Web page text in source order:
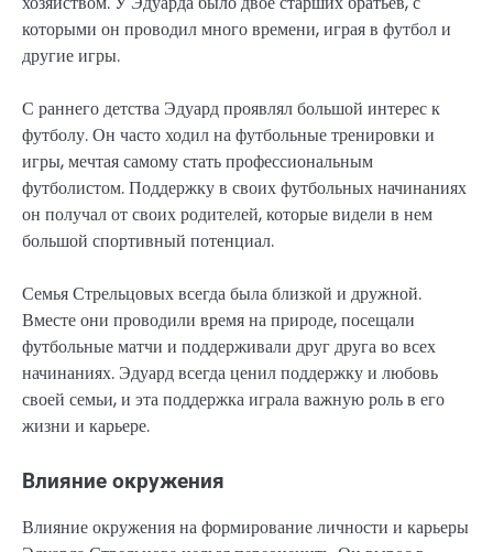
которыми он проводил много времени, играя в футбол и
другие игры.
С раннего детства Эдуард проявлял большой интерес к
футболу. Он часто ходил на футбольные тренировки и
игры, мечтая самому стать профессиональным
футболистом. Поддержку в своих футбольных начинаниях
он получал от своих родителей, которые видели в нем
большой спортивный потенциал.
Семья Стрельцовых всегда была близкой и дружной.
Вместе они проводили время на природе, посещали
футбольные матчи и поддерживали друг друга во всех
начинаниях. Эдуард всегда ценил поддержку и любовь
своей семьи, и эта поддержка играла важную роль в его
жизни и карьере.
Влияние окружения
Влияние окружения на формирование личности и карьеры